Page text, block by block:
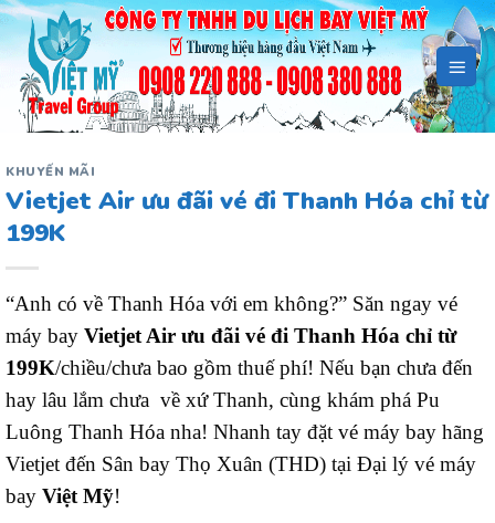
Bỏ
qua
dung
KHUYẾN MÃI
Vietjet Air ưu đãi vé đi Thanh Hóa chỉ từ
199K
“Anh có về Thanh Hóa với em không?” Săn ngay vé
máy bay Vietjet Air ưu đãi vé đi Thanh Hóa chỉ từ
199K/chiều/chưa bao gồm thuế phí! Nếu bạn chưa đến
hay lâu lắm chưa về xứ Thanh, cùng khám phá Pu
Luông Thanh Hóa nha! Nhanh tay đặt vé máy bay hãng
Vietjet đến Sân bay Thọ Xuân (THD) tại Đại lý vé máy
bay Việt Mỹ!